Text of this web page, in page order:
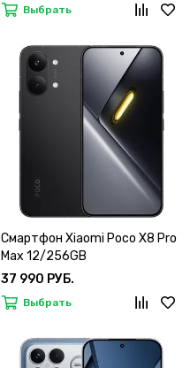
Выбрать
Смартфон Xiaomi Poco X8 Pro
Max 12/256GB
37 990 РУБ.
Выбрать